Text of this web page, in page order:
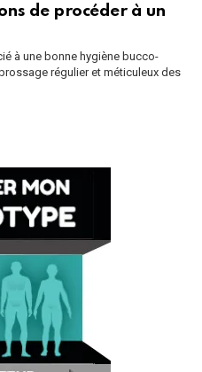
de procéder à un
à une bonne hygiène bucco-
régulier et méticuleux des